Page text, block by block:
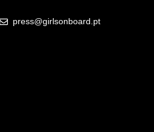
press@girlsonboard.pt